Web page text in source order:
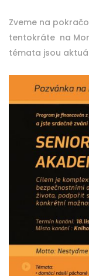
Zveme na
tentokráte na
témata jsou